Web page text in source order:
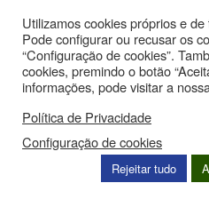
Notícias Recrutamento
Projetos cofinanciados
Utilizamos cookies próprios e
Pode configurar ou recusar os
“Configuração de cookies”.
cookies, premindo o botão
informações, pode visitar a
Política de Privacidade
Configuração de cookies
Rejeitar tudo